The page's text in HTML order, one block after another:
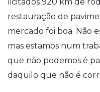
restauração de
mercado foi boa. Não
mas estamos num
que não podemos é
daquilo que não é